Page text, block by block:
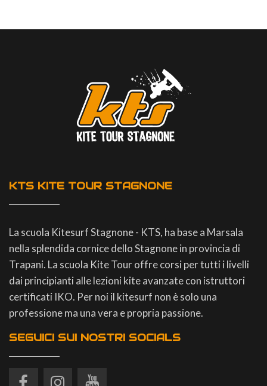
KTS KITE TOUR STAGNONE
La scuola Kitesurf Stagnone - KTS, ha base a Marsala
nella splendida cornice dello Stagnone in provincia di
Trapani. La scuola Kite Tour offre corsi per tutti i livelli
dai principianti alle lezioni kite avanzate con istruttori
certificati IKO. Per noi il kitesurf non è solo una
professione ma una vera e propria passione.
SEGUICI SUI NOSTRI SOCIALS